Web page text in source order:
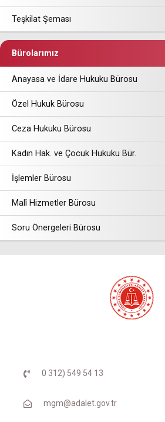
Teşkilat Şeması
Bürolarımız
Anayasa ve İdare Hukuku Bürosu
Özel Hukuk Bürosu
Ceza Hukuku Bürosu
Kadın Hak. ve Çocuk Hukuku Bür.
İşlemler Bürosu
Malî Hizmetler Bürosu
Soru Önergeleri Bürosu
0 312) 549 54 13
mgm@adalet.gov.tr